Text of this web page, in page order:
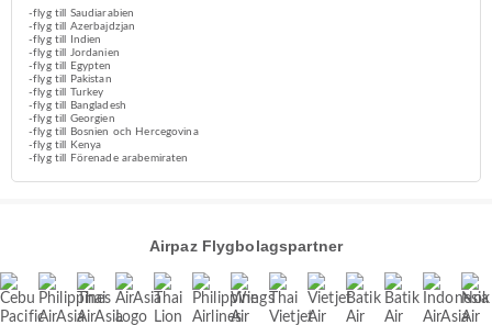
-flyg till Saudiarabien
-flyg till Azerbajdzjan
-flyg till Indien
-flyg till Jordanien
-flyg till Egypten
-flyg till Pakistan
-flyg till Turkey
-flyg till Bangladesh
-flyg till Georgien
-flyg till Bosnien och Hercegovina
-flyg till Kenya
-flyg till Förenade arabemiraten
Airpaz Flygbolagspartner